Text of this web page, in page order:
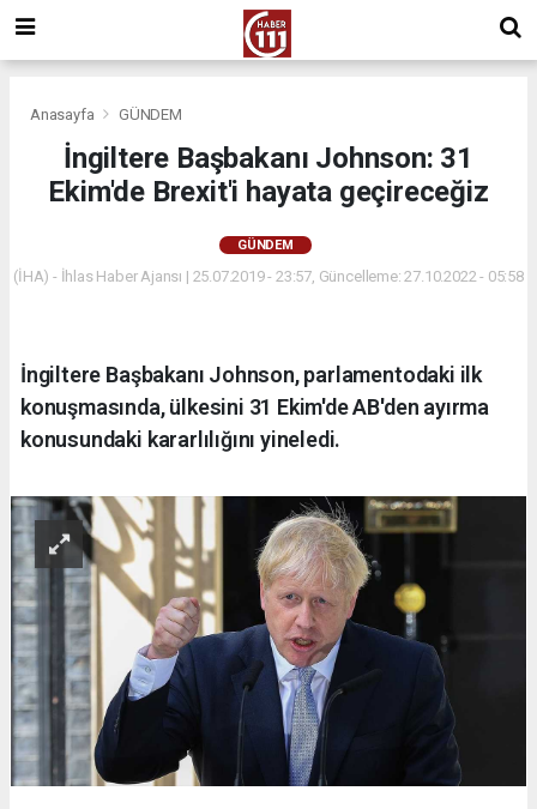
Anasayfa GÜNDEM
İngiltere Başbakanı Johnson: 31
Ekim'de Brexit'i hayata geçireceğiz
GÜNDEM
(İHA) - İhlas Haber Ajansı | 25.07.2019 - 23:57, Güncelleme: 27.10.2022 - 05:58
İngiltere Başbakanı Johnson, parlamentodaki ilk
konuşmasında, ülkesini 31 Ekim'de AB'den ayırma
konusundaki kararlılığını yineledi.